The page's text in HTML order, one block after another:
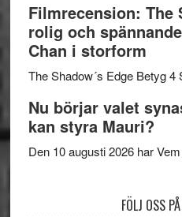
Filmrecension: The
rolig och
Chan i storform
The Shadow´s Edge Betyg
Nu börjar valet
kan styra Mauri?
Den 10 augusti 2026 har
FÖLJ OSS